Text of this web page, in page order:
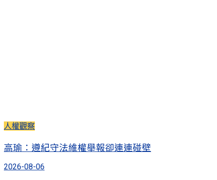
人權觀察
高瑜：遵紀守法維權舉報卻連連碰壁
2026-08-06